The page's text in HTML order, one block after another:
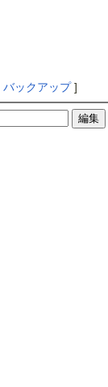
バックアップ]